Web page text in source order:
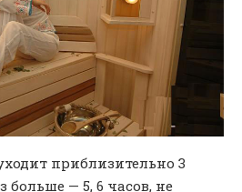
приблизительно 3
больше — 5, 6 часов, не